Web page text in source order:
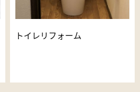
トイレリフォーム